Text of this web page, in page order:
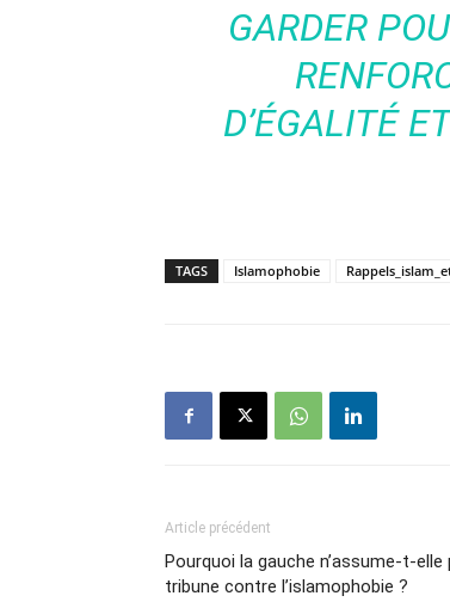
GARDER
D’ÉGALITÉ
TAGS Islamophobie
Article précédent
Pourquoi la gauche n’assume-t-elle
tribune contre l’islamophobie ?